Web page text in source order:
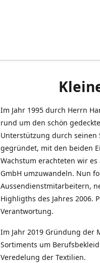
Im Jahr 1995 durch Herrn
rund um den schön
Unterstützung durch seinen
gegründet, mit den beiden
Wachstum erachteten wir
GmbH umzuwandeln. Nun
Aussendienstmitarbeitern,
Highligths des Jahres 2006.
Verantwortung.
Im Jahr 2019 Gründung der
Sortiments um
Veredelung der Textilien.